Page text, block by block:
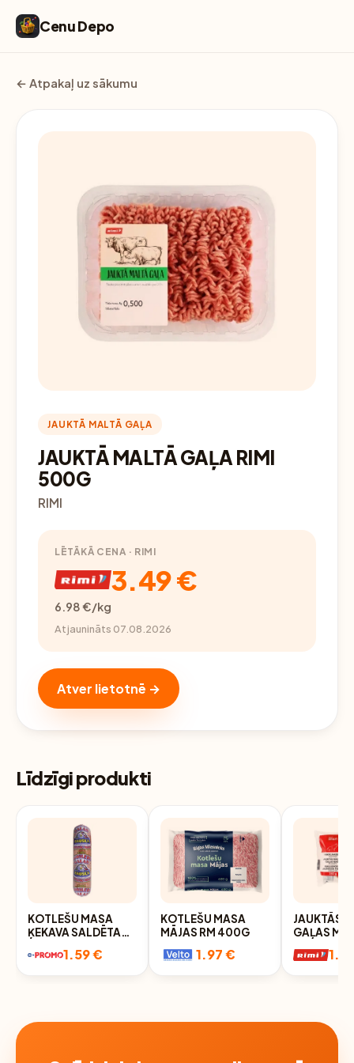
Cenu Depo
← Atpakaļ uz sākumu
JAUKTĀ MALTĀ GAĻA
JAUKTĀ MALTĀ GAĻA RIMI
500G
RIMI
LĒTĀKĀ CENA · RIMI
3.49 €
6.98 €/kg
Atjaunināts 07.08.2026
Atver lietotnē →
Līdzīgi produkti
KOTLEŠU MASA
ĶEKAVA SALDĒTA
1.59 €
KOTLEŠU MASA
MĀJAS RM 400G
1.97 €
JAUKTĀS
GAĻAS
350G